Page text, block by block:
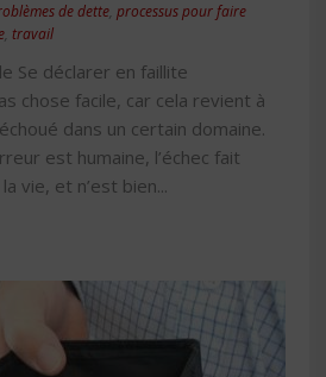
de dette processus pour faire
travail
Se déclarer en faillite
chose facile, car cela revient à
dans un certain domaine.
est humaine, l’échec fait
vie, et n’est bien...